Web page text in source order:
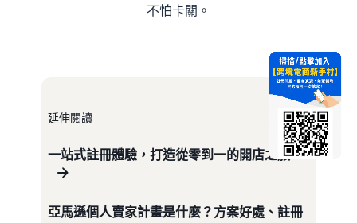
不怕卡關。
延伸閱讀
一站式註冊體驗，打造從零到一的開店之旅
亞馬遜個人賣家計畫是什麼？方案好處、註冊